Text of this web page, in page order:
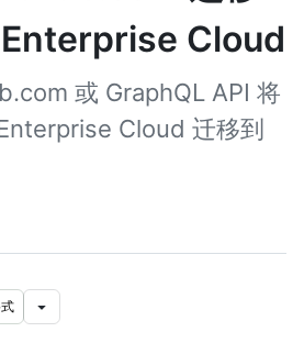
Cloud
或 GraphQL API 将
Cloud 迁移到